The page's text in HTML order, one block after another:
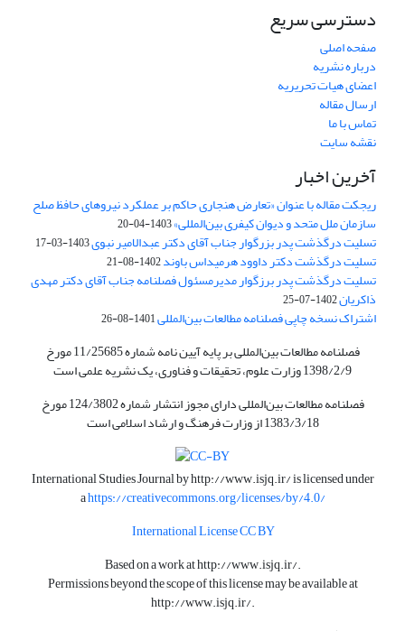
دسترسی سریع
صفحه اصلی
درباره نشریه
اعضای هیات تحریریه
ارسال مقاله
تماس با ما
نقشه سایت
آخرین اخبار
ریجکت مقاله با عنوان «تعارض هنجاری حاکم بر عملکرد نیروهای حافظ صلح
سازمان ملل متحد و دیوان کیفری بین‌المللی»1403-04-20
تسلیت درگذشت پدر بزرگوار جناب آقای دکتر عبدالامیر نبوی1403-03-17
تسلیت درگذشت دکتر داوود هرمیداس باوند1402-08-21
تسلیت درگذشت پدر برزگوار مدیرمسئول فصلنامه جناب آقای دکتر مهدی
ذاکریان1402-07-25
اشتراک نسخه چاپی فصلنامه مطالعات بین‌المللی1401-08-26
فصلنامه مطالعات بین‌المللی بر پایه آیین نامه شماره 11/25685 مورخ
1398/2/9 وزارت علوم، تحقیقات و فناوری، یک نشریه علمی است
فصلنامه مطالعات بین‌المللی دارای مجوز انتشار شماره 124/3802 مورخ
1383/3/18 از وزارت فرهنگ و ارشاد اسلامی است
International Studies Journal byhttp://www.isjq.ir/is licensed under
ahttps://creativecommons.org/licenses/by/4.0/
International License CC BY
Based on a work athttp://www.isjq.ir/.
Permissions beyond the scope of this license may be available at
http://www.isjq.ir/.